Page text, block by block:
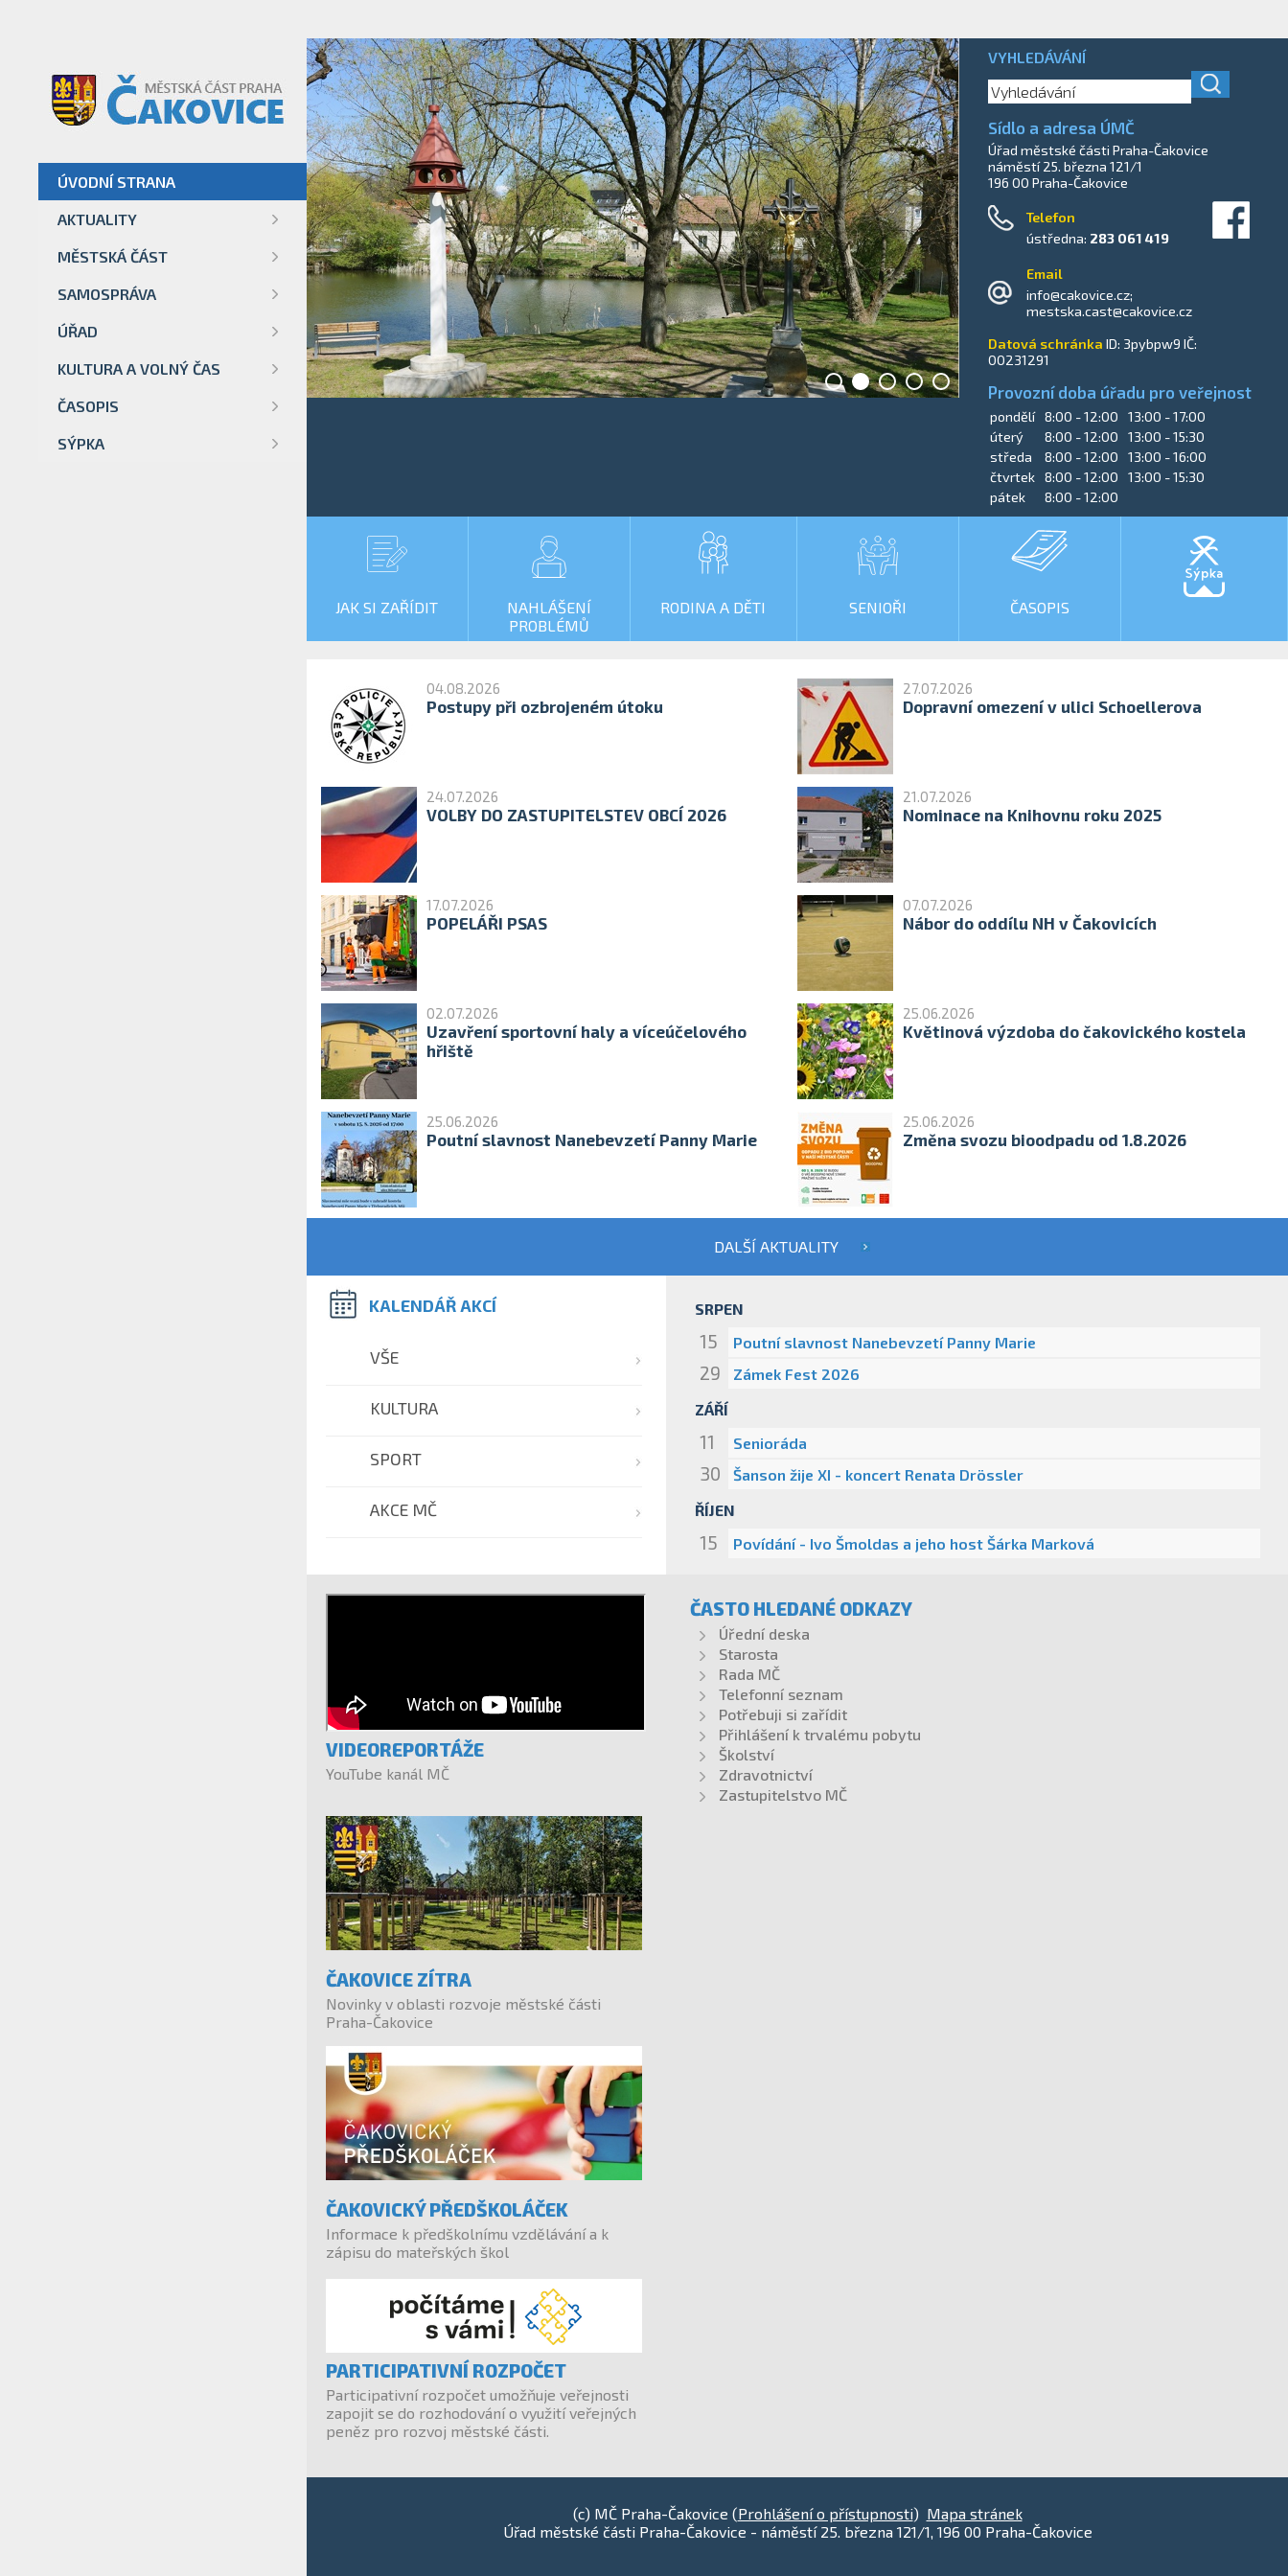
VYHLEDÁVÁNÍ
Sídlo a adresa ÚMČ
Úřad městské části Praha-Čakovice
náměstí 25. března 121/1
196 00 Praha-Čakovice
Telefon
ústředna: 283 061 419
_
Email
info@cakovice.cz;
mestska.cast@cakovice.cz
Datová schránka ID: 3pybpw9 IČ:
00231291
Provozní doba úřadu pro veřejnost
pondělí 8:00 - 12:00
13:00 - 17:00
úterý
8:00 - 12:00
13:00 - 15:30
středa
8:00 - 12:00
13:00 - 16:00
čtvrtek 8:00 - 12:00
13:00 - 15:30
pátek
8:00 - 12:00
JAK SI ZAŘÍDIT
NAHLÁŠENÍ
PROBLÉMŮ
RODINA A DĚTI SENIOŘI ČASOPIS
ÚVODNÍ STRANA
AKTUALITY
MĚSTSKÁ ČÁST
SAMOSPRÁVA
ÚŘAD
KULTURA A VOLNÝ ČAS
ČASOPIS
SÝPKA
04.08.2026
Postupy při ozbrojeném útoku
27.07.2026
Dopravní omezení v ulici Schoellerova
24.07.2026
VOLBY DO ZASTUPITELSTEV OBCÍ 2026
21.07.2026
Nominace na Knihovnu roku 2025
17.07.2026
POPELÁŘI PSAS
07.07.2026
Nábor do oddílu NH v Čakovicích
02.07.2026
Uzavření sportovní haly a víceúčelového
hřiště
25.06.2026
Květinová výzdoba do čakovického kostela
25.06.2026
Poutní slavnost Nanebevzetí Panny Marie
25.06.2026
Změna svozu bioodpadu od 1.8.2026
DALŠÍ AKTUALITY
KALENDÁŘ AKCÍ
VŠE
KULTURA
SPORT
AKCE MČ
SRPEN
15 Poutní slavnost Nanebevzetí Panny Marie
29
Zámek Fest 2026
ZÁŘÍ
11 Senioráda
30
Šanson žije XI - koncert Renata Drössler
ŘÍJEN
15 Povídání - Ivo Šmoldas a jeho host Šárka Marková
VIDEOREPORTÁŽE
YouTube kanál MČ
ČAKOVICE ZÍTRA
Novinky v oblasti rozvoje městské části
Praha-Čakovice
ČAKOVICKÝ PŘEDŠKOLÁČEK
Informace k předškolnímu vzdělávání a k
zápisu do mateřských škol
PARTICIPATIVNÍ ROZPOČET
Participativní rozpočet umožňuje veřejnosti
zapojit se do rozhodování o využití veřejných
peněz pro rozvoj městské části.
ČASTO HLEDANÉ ODKAZY
Úřední deska
Starosta
Rada MČ
Telefonní seznam
Potřebuji si zařídit
Přihlášení k trvalému pobytu
Školství
Zdravotnictví
Zastupitelstvo MČ
(c) MČ Praha-Čakovice (Prohlášení o přístupnosti) Mapa stránek
Úřad městské části Praha-Čakovice - náměstí 25. března 121/1, 196 00 Praha-Čakovice